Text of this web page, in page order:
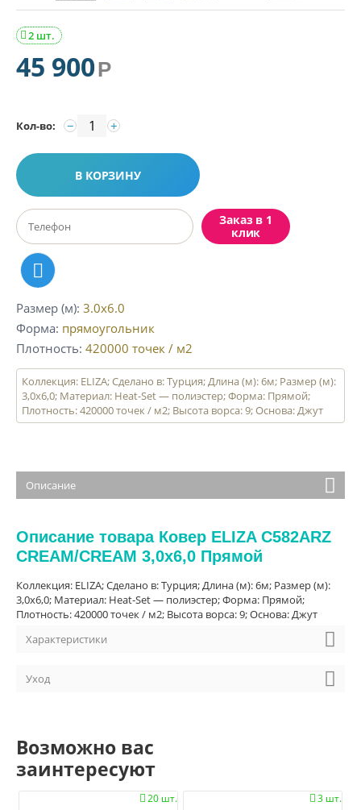
2 шт.

45 900Р
Кол-во: +
−
В КОРЗИНУ
Заказ в 1
клик
Размер (м) 3.0x6.0
Форма прямоугольник
Плотность 420000 точек / м2
Коллекция: ELIZA; Сделано в: Турция; Длина (м): 6м; Размер (м):
3,0х6,0; Материал: Heat-Set — полиэстер; Форма: Прямой;
Плотность: 420000 точек / м2; Высота ворса: 9; Основа: Джут
Описание
Описание товара Ковер ELIZA C582ARZ
CREAM/CREAM 3,0х6,0 Прямой
Коллекция: ELIZA; Сделано в: Турция; Длина (м): 6м; Размер (м):
3,0х6,0; Материал: Heat-Set — полиэстер; Форма: Прямой;
Плотность: 420000 точек / м2; Высота ворса: 9; Основа: Джут
Характеристики
Уход
Возможно вас
заинтересуют
20 шт.
 3 шт.
